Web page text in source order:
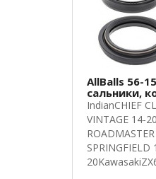
AllBalls 56-
сальники,
IndianCHIEF
VINTAGE 14-
SPRINGFIELD